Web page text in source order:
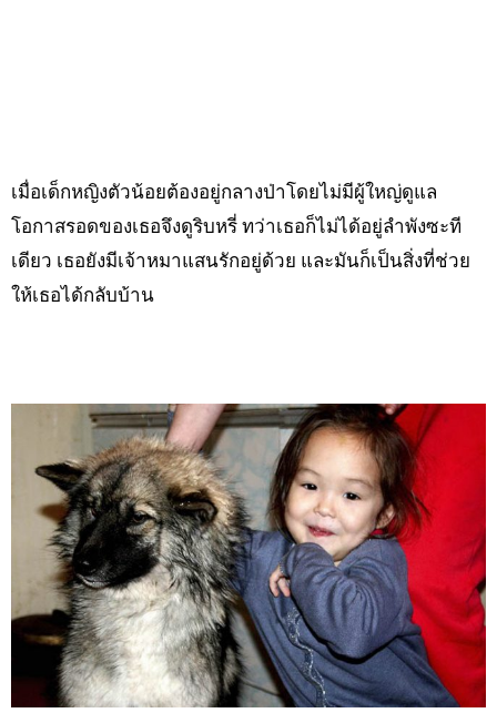
เมื่อเด็กหญิงตัวน้อยต้องอยู่กลางป่าโดยไม่มีผู้ใหญ่ดูแล
โอกาสรอดของเธอจึงดูริบหรี่ ทว่าเธอก็ไม่ได้อยู่ลำพังซะที
เดียว เธอยังมีเจ้าหมาแสนรักอยู่ด้วย และมันก็เป็นสิ่งที่ช่วย
ให้เธอได้กลับบ้าน